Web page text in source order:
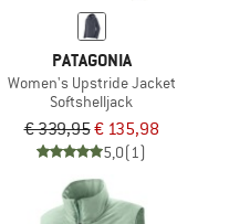
PATAGONIA
Women's Upstride Jacket
Softshelljack
€ 339,95€ 135,98
5,0(1)